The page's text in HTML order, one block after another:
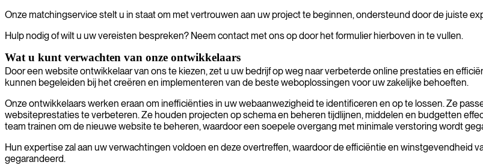
Onze matchingservice stelt u in staat om met vertrouwen aan uw project te beginnen, ondersteund door de juiste
Hulp nodig of wilt u uw vereisten bespreken? Neem contact met ons op door het formulier hierboven in te vullen.
Wat u kunt verwachten van onze ontwikkelaars
Door een website ontwikkelaar van ons te kiezen, zet u uw bedrijf op weg naar verbeterde online prestaties en
kunnen begeleiden bij het creëren en implementeren van de beste weboplossingen voor uw zakelijke behoeften.
Onze ontwikkelaars werken eraan om inefficiënties in uw webaanwezigheid te identificeren en op te lossen. Ze
websiteprestaties te verbeteren. Ze houden projecten op schema en beheren tijdlijnen, middelen en budgetten
team trainen om de nieuwe website te beheren, waardoor een soepele overgang met minimale verstoring wordt
Hun expertise zal aan uw verwachtingen voldoen en deze overtreffen, waardoor de efficiëntie en
gegarandeerd.